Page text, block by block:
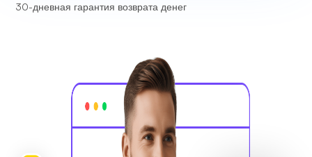
30-дневная гарантия возврата денег